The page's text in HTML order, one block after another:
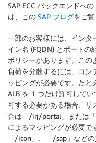
SAP ECC バックエンドへ
は、この SAP ブログをご覧
一部のお客様には、インタ
イン名 (FQDN) とポートの
ポリシーがあります。この
負荷を分散するには、コン
ッピングが必要です。た
ALB を 1 つだけ許可して
可する必要がある場合、リ
合は「/irj/portal」または
によるマッピングが必要で
「/icon」、「/sap」など